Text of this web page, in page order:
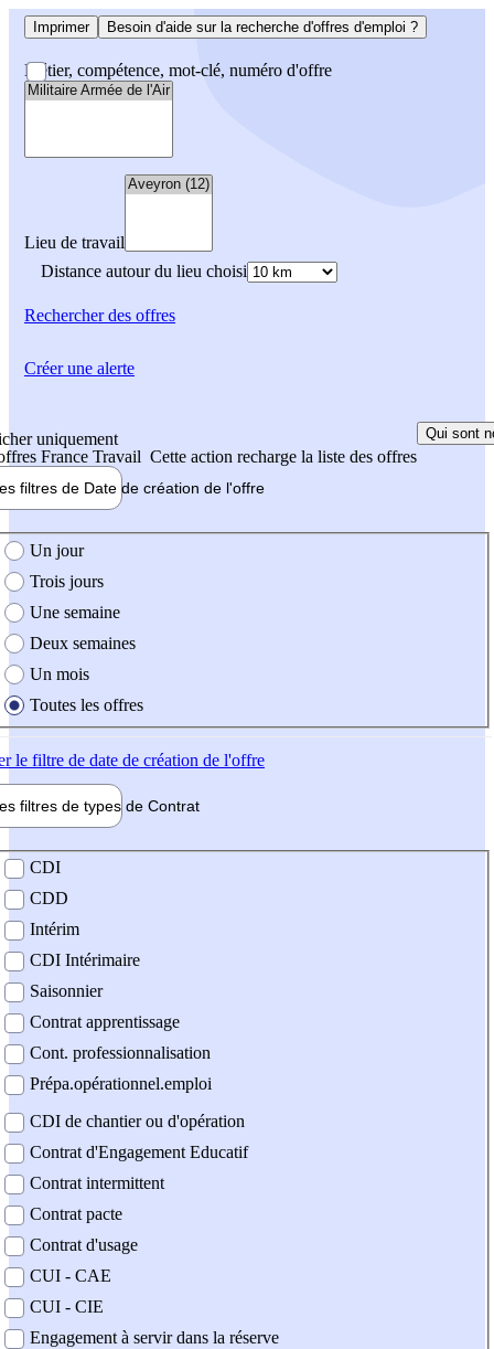
Imprimer Besoin d'aide sur la recherche d'offres d'emploi ?
Métier, compétence, mot-clé, numéro d'offre
Lieu de travail
Distance autour du lieu choisi
Rechercherdes offres
uniquement
France Travail Cette action recharge la liste des offres
Qui sont
filtres de Date de création de l'offre
création de l'offre
Un jour
Trois jours
Une semaine
Deux semaines
Un mois
Toutes les offres
le filtre de date de création de l'offre
filtres de types de Contrat
contrat
CDI
CDD
Intérim
CDI Intérimaire
Saisonnier
Contrat apprentissage
Cont. professionnalisation
Prépa.opérationnel.emploi
CDI de chantier ou d'opération
Contrat d'Engagement Educatif
Contrat intermittent
Contrat pacte
Contrat d'usage
CUI - CAE
CUI - CIE
Engagement à servir dans la réserve
Créer une alerte